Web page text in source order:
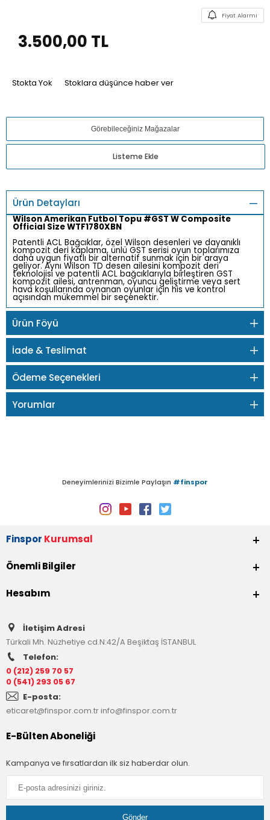
Fiyat Alarmı
3.500,00 TL
Stokta Yok Stoklara düşünce haber ver
Görebileceğiniz Mağazalar
Listeme Ekle
Ürün Detayları
Wilson Amerikan Futbol Topu #GST W Composite
Official Size WTF1780XBN
Patentli ACL Bağcıklar, özel Wilson desenleri ve dayanıklı
kompozit deri kaplama, ünlü GST serisi oyun toplarımıza
daha uygun fiyatlı bir alternatif sunmak için bir araya
geliyor. Aynı Wilson TD desen ailesini kompozit deri
teknolojisi ve patentli ACL bağcıklarıyla birleştiren GST
kompozit ailesi, antrenman, oyuncu geliştirme veya sert
hava koşullarında oynanan oyunlar için his ve kontrol
açısından mükemmel bir seçenektir.
Ürün Föyü
İade & Teslimat
Ödeme Seçenekleri
Yorumlar
Deneyimlerinizi Bizimle Paylaşın #finspor
Finspor Kurumsal
Önemli Bilgiler
Hesabım
İletişim Adresi
Türkali Mh. Nüzhetiye cd.N:42/A Beşiktaş İSTANBUL
Telefon:
0 (212) 259 70 57
0 (541) 293 05 67
E-posta:
eticaret@finspor.com.trinfo@finspor.com.tr
E-Bülten Aboneliği
Kampanya ve fırsatlardan ilk siz haberdar olun.